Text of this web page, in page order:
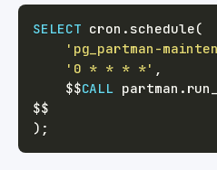
SELECT cron . schedule(
'pg_partman-
'0 * * * *' ,
    $$
CALL partman .
) ;